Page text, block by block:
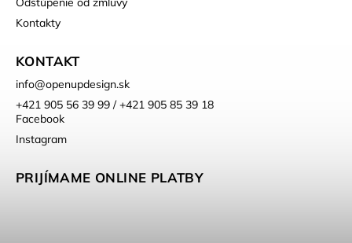
Kontakty
KONTAKT
info@openupdesign.sk
+421 905 56 39 99 / +421 905 85 39 18
Facebook
Instagram
PRIJÍMAME ONLINE PLATBY